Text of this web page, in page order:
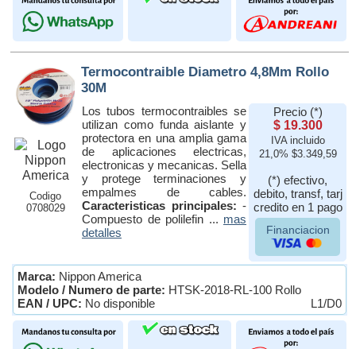
Codigo
0708029
Termocontraible Diametro 4,8Mm Rollo
30M
Los tubos termocontraibles se
utilizan como funda aislante y
protectora en una amplia gama
de aplicaciones electricas,
electronicas y mecanicas. Sella
y protege terminaciones y
empalmes de cables.
Caracteristicas principales: -
Compuesto de polilefin ... mas
detalles
Precio (*)
$ 19.300
IVA incluido
21,0% $3.349,59
(*) efectivo,
debito, transf, tarj
credito en 1 pago
Financiacion
Marca: Nippon America
Modelo / Numero de parte: HTSK-2018-RL-100 Rollo
EAN / UPC: No disponible L1/D0